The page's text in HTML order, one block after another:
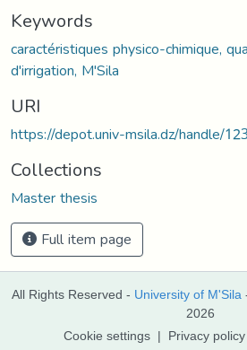
Keywords
caractéristiques physico-chimique,
d'irrigation, M'Sila
URI
https://depot.univ-msila.dz/handle/
Collections
Master thesis
Full item page
All Rights Reserved - University of M'Sila
2026
Cookie settings | Privacy policy